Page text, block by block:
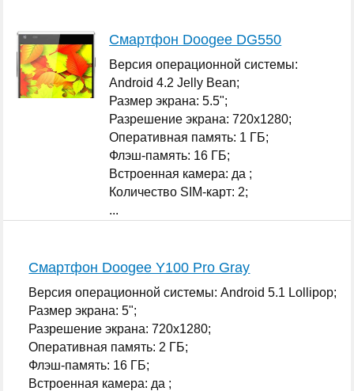
Смартфон Doogee DG550
Версия операционной системы:
Android 4.2 Jelly Bean;
Размер экрана: 5.5";
Разрешение экрана: 720x1280;
Оперативная память: 1 ГБ;
Флэш-память: 16 ГБ;
Встроенная камера: да ;
Количество SIM-карт: 2;
...
Смартфон Doogee Y100 Pro Gray
Версия операционной системы: Android 5.1 Lollipop;
Размер экрана: 5";
Разрешение экрана: 720x1280;
Оперативная память: 2 ГБ;
Флэш-память: 16 ГБ;
Встроенная камера: да ;